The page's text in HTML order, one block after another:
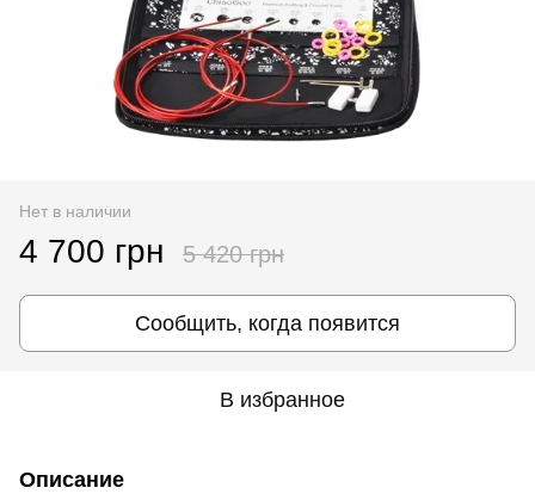
Нет в наличии
4 700 грн 5 420 грн
Сообщить, когда появится
В избранное
Описание